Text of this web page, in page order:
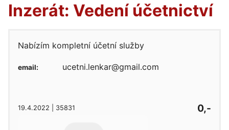
Inzerát: Vedení účetnictví
Nabízím kompletní účetní služby
19.4.2022 | 35831 0,-
email: ucetni.lenkar@gmail.com